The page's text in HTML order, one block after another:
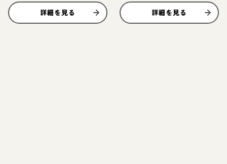
詳細を見る 詳細を見る